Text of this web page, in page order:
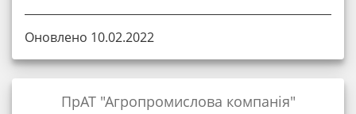
Оновлено 10.02.2022
ПрАТ "Агропромислова компанія"